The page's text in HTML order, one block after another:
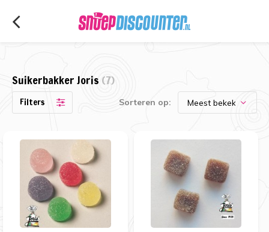
Suikerbakker Joris (7)
Filters Sorteren op: